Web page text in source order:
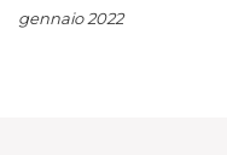
gennaio 2022